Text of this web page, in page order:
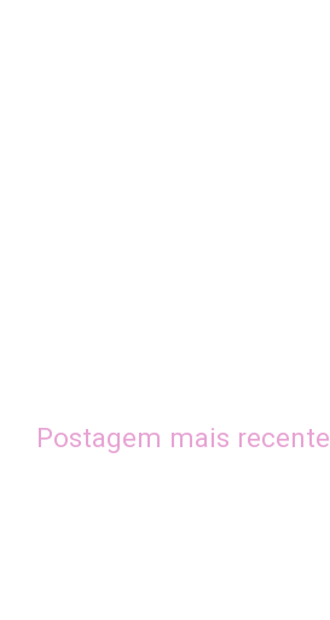
Postagem mais recente